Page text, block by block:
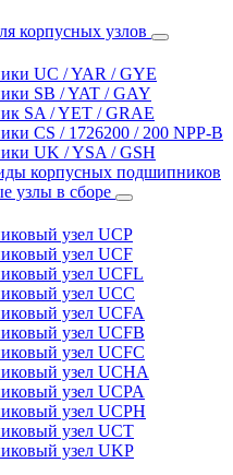
корпусных узлов
UC / YAR / GYE
SB / YAT / GAY
SA / YET / GRAE
CS / 1726200 / 200 NPP-B
UK / YSA / GSH
корпусных подшипников
узлы в сборе
узел UCP
узел UCF
узел UCFL
узел UCC
узел UCFA
узел UCFB
узел UCFC
узел UCHA
узел UCPA
узел UCPH
узел UCT
узел UKP